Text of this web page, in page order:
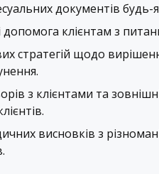
документів будь-
допомога клієнтам з
стратегій щодо
з клієнтами та
висновків з